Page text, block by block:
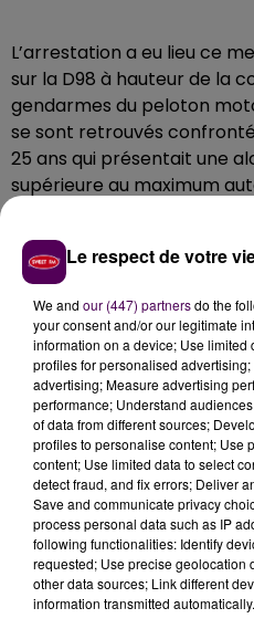
L’arrestation a eu lieu ce
sur la D98 à hauteur de la
gendarmes du peloton
se sont retrouvés
25 ans qui présentait une
supérieure au maximum
Malheureusement pour
situation de récidive
condamné suite à des faits
militaires qui l’ont placé en
le contrevenant a été
notifier une convocation
mars 2018.
Le respect de votre
We and our (447) partnersdo the
your consent and/or our legitimate
information on a device; Use
profiles for personalised
advertising; Measure advertising
performance; Understand
of data from different sources;
profiles to personalise content; Use
content; Use limited data to select
detect fraud, and fix errors; Deliver
Save and communicate privacy
process personal data such as IP
following functionalities: Identify
requested; Use precise geolocation
other data sources; Link different
information transmitted automatically.